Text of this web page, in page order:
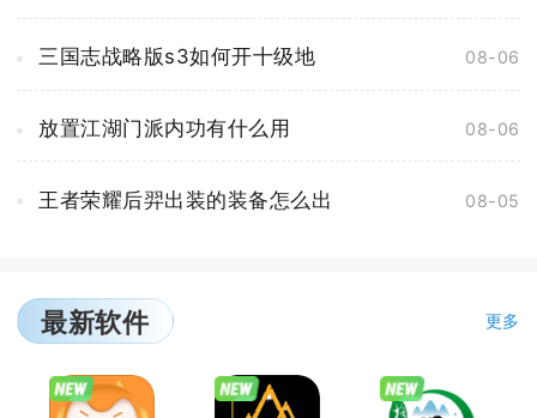
三国志战略版s3如何开十级地 08-06
放置江湖门派内功有什么用 08-06
王者荣耀后羿出装的装备怎么出 08-05
最新软件 更多